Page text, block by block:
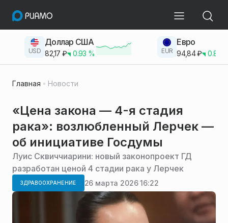
USD
Доллар США
82,17 ₽ 0.93 % EUR
Евро
94,84₽ 0.83
Главная Новости
«Цена закона — 4-я стадия
рака»: возлюбленный Лерчек —
об инициативе Госдумы
Луис Сквиччиарини: новый законопроект ГД
разработан ценой 4 стадии рака у Лерчек
ЗДРАВООХРАНЕНИЕ 26 марта 2026 16:22